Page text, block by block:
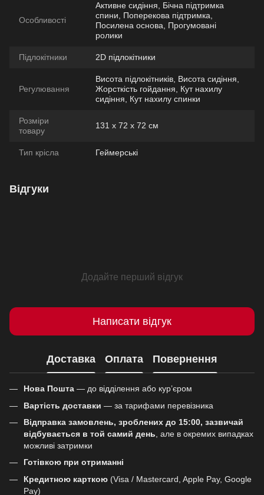
Особливості
Активне сидіння, Бічна підтримка
спини, Поперекова підтримка,
Посилена основа, Прогумовані
ролики
Підлокітники 2D підлокітники
Регулювання
Висота підлокітників, Висота сидіння,
Жорсткість гойдання, Кут нахилу
сидіння, Кут нахилу спинки
Розміри
товару
131 х 72 х 72 см
Тип крісла Геймерські
Відгуки
Додайте перший відгук
Написати відгук
Доставка Оплата Повернення
Нова Пошта — до відділення або кур’єром
Вартість доставки — за тарифами перевізника
Відправка замовлень, зроблених до 15:00, зазвичай
відбувається в той самий день , але в окремих випадках
можливі затримки
Готівкою при отриманні
Кредитною карткою (Visa / Mastercard, Apple Pay, Google
Pay)